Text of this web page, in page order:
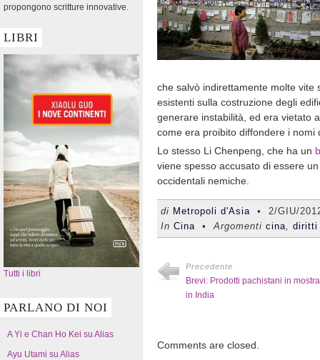
propongono scritture innovative.
LIBRI
Tutti i libri
PARLANO DI NOI
A Yi e Chan Ho Kei su Alias
Ayu Utami su Alias
che salvò indirettamente molte vite
esistenti sulla costruzione degli
generare instabilità, ed era vietato
come era proibito diffondere i nomi
Lo stesso Li Chenpeng, che ha un
viene spesso accusato di essere
occidentali nemiche.
di Metropoli d'Asia • 2/GIU/
In Cina • Argomenti cina, diritti
Precedente
Brevi: Prodotti pachistani in mostra
in India
Comments are closed.